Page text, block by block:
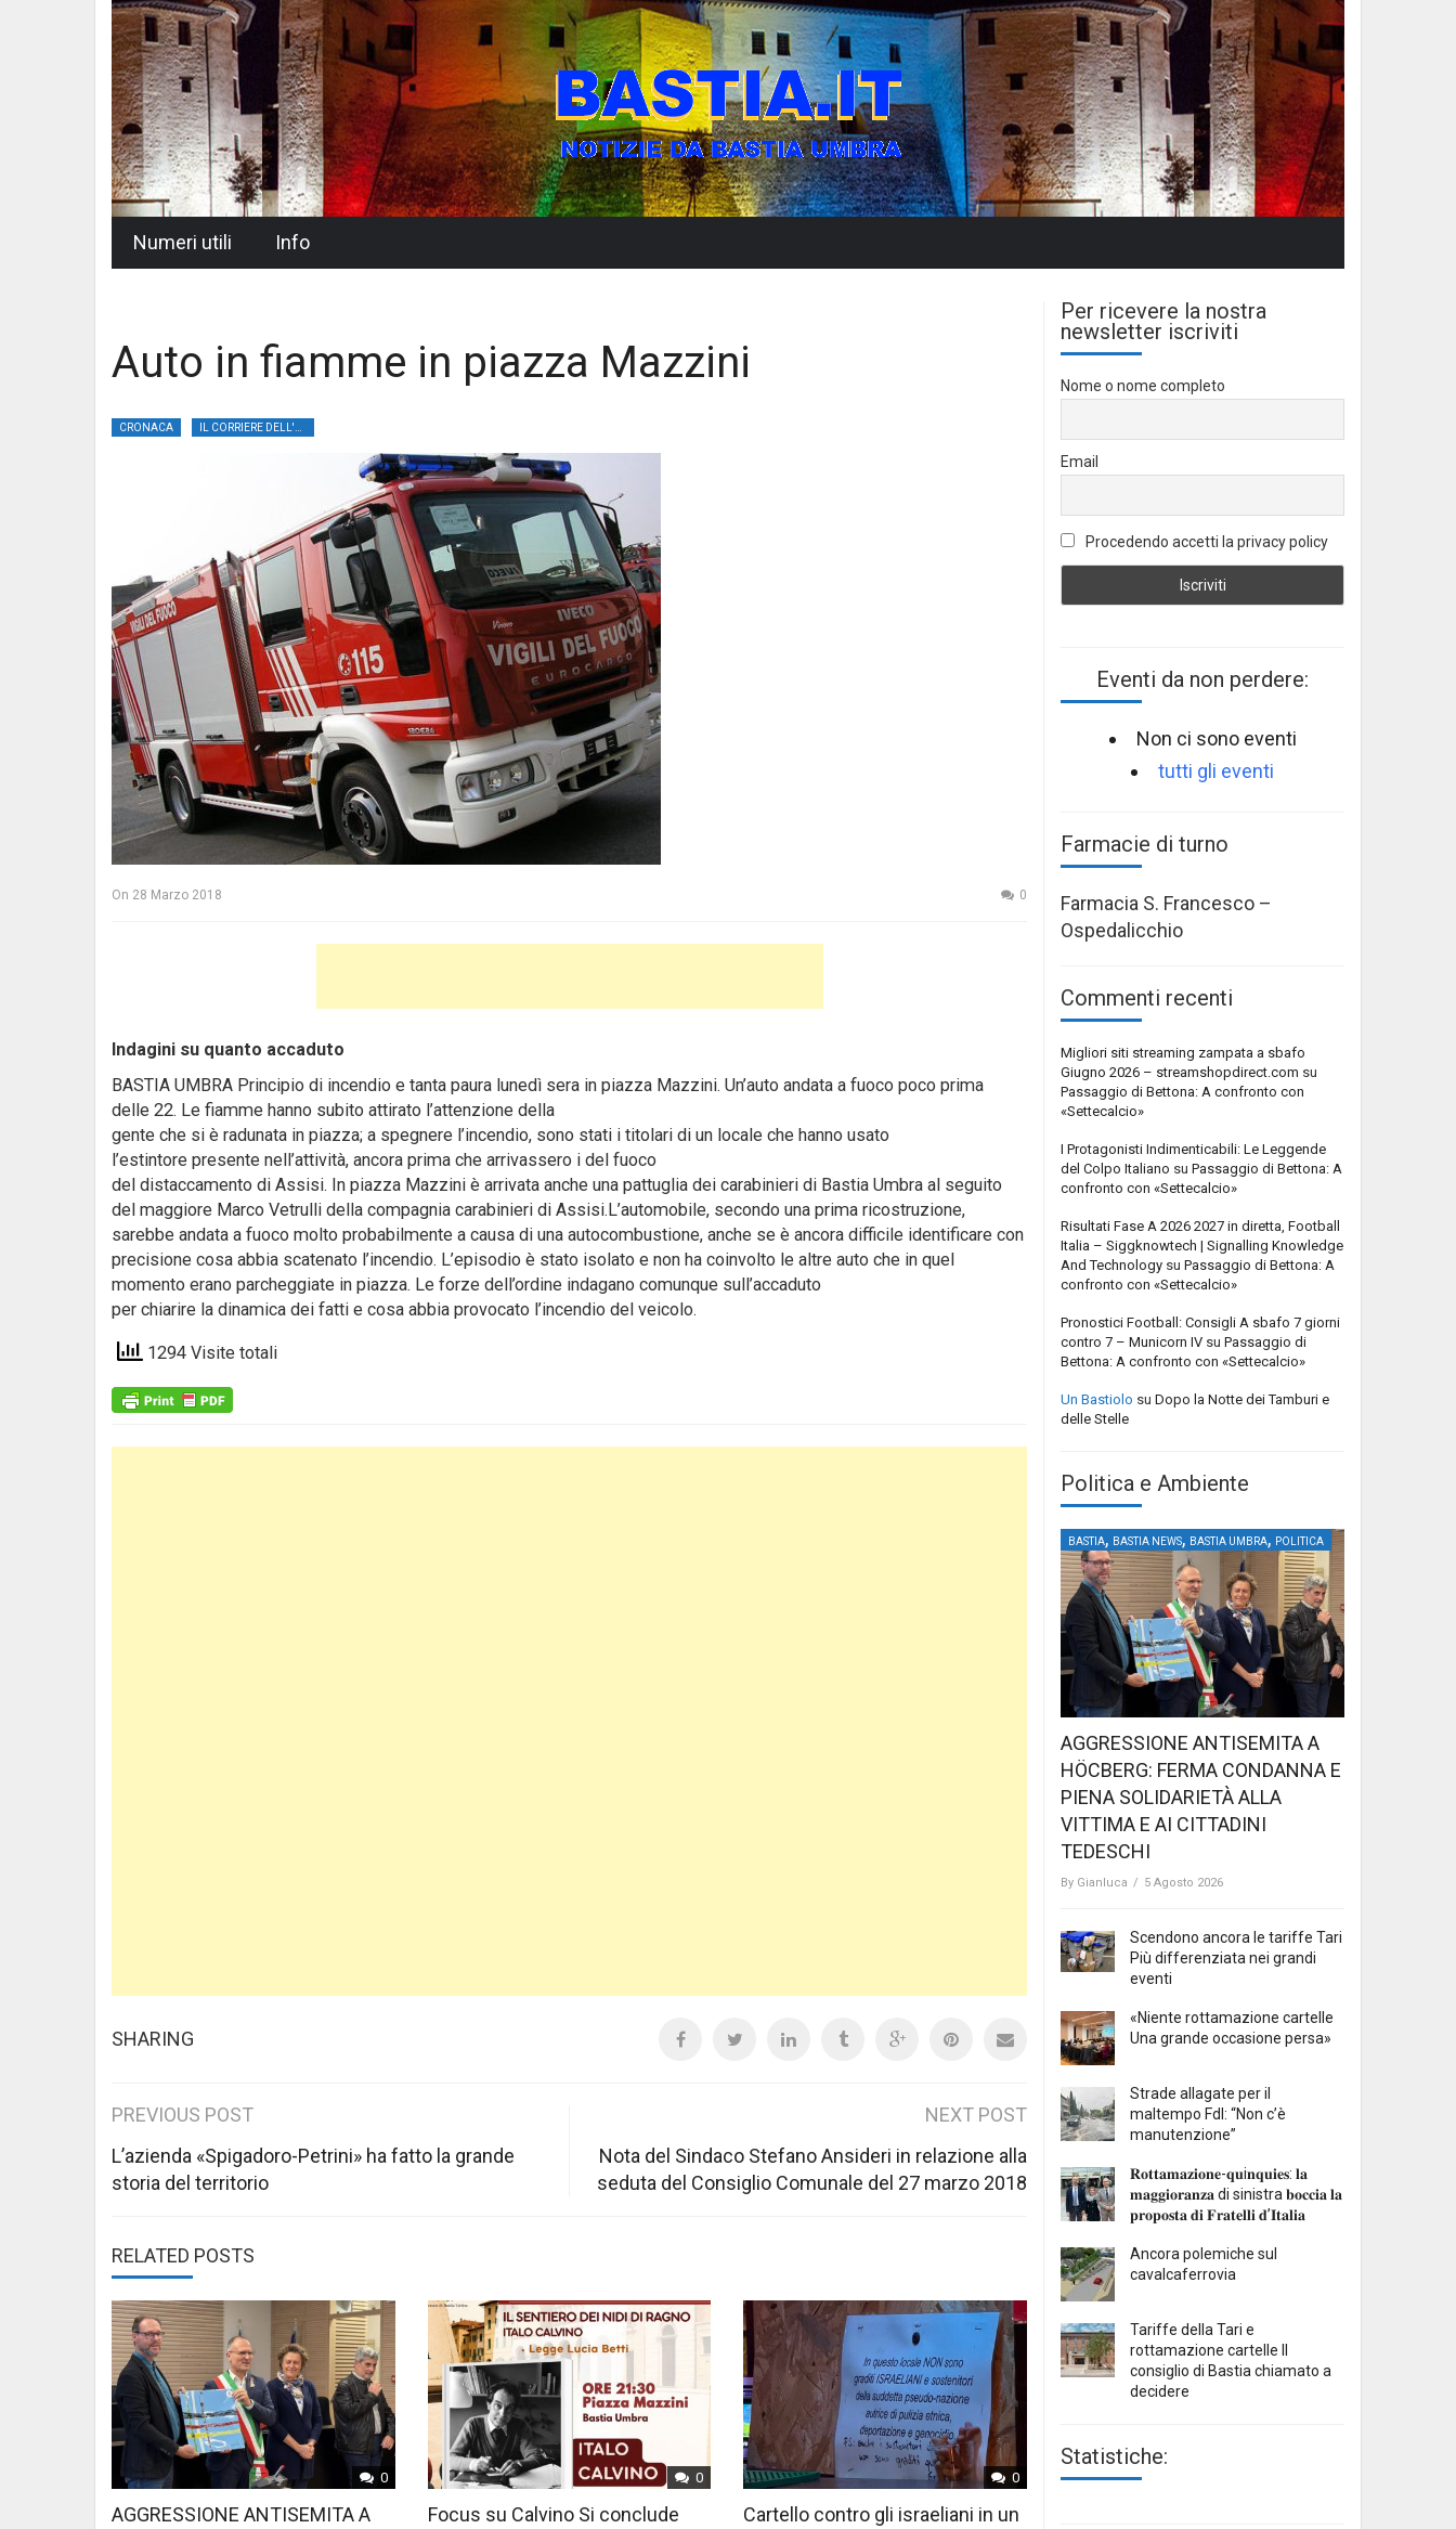
Numeri utili Info
Auto in fiamme in piazza Mazzini
CRONACA
On 28 Marzo 2018 0
Indagini su quanto accaduto
BASTIA UMBRA Principio di incendio e tanta paura lunedì sera in piazza Mazzini. Un’auto andata a fuoco poco prima
delle 22. Le fiamme hanno subito attirato l’attenzione della
gente che si è radunata in piazza; a spegnere l’incendio, sono stati i titolari di un locale che hanno usato
l’estintore presente nell’attività, ancora prima che arrivassero i del fuoco
del distaccamento di Assisi. In piazza Mazzini è arrivata anche una pattuglia dei carabinieri di Bastia Umbra al seguito
del maggiore Marco Vetrulli della compagnia carabinieri di Assisi.L’automobile, secondo una prima ricostruzione,
sarebbe andata a fuoco molto probabilmente a causa di una autocombustione, anche se è ancora difficile identificare con
precisione cosa abbia scatenato l’incendio. L’episodio è stato isolato e non ha coinvolto le altre auto che in quel
momento erano parcheggiate in piazza. Le forze dell’ordine indagano comunque sull’accaduto
per chiarire la dinamica dei fatti e cosa abbia provocato l’incendio del veicolo.
1294 Visite totali
SHARING
Post
navigation
PREVIOUS POST
L’azienda «Spigadoro-Petrini» ha fatto la grande
storia del territorio
NEXT POST
Nota del Sindaco Stefano Ansideri in relazione alla
seduta del Consiglio Comunale del 27 marzo 2018
RELATED POSTS
0
AGGRESSIONE ANTISEMITA A
0
Focus su Calvino Si conclude
0
Cartello contro gli israeliani in un
Per ricevere la nostra
newsletter iscriviti
Nome o nome completo
Email
Procedendo accetti la privacy policy
Eventi da non perdere:
Non ci sono eventi
tutti gli eventi
Farmacie di turno
Farmacia S. Francesco –
Ospedalicchio
Commenti recenti
Migliori siti streaming zampata a sbafo
Giugno 2026 – streamshopdirect.com su
Passaggio di Bettona: A confronto con
«Settecalcio»
I Protagonisti Indimenticabili: Le Leggende
del Colpo Italiano su Passaggio di Bettona: A
confronto con «Settecalcio»
Risultati Fase A 2026 2027 in diretta, Football
Italia – Siggknowtech | Signalling Knowledge
And Technology su Passaggio di Bettona: A
confronto con «Settecalcio»
Pronostici Football: Consigli A sbafo 7 giorni
contro 7 – Municorn IV su Passaggio di
Bettona: A confronto con «Settecalcio»
Un Bastiolo su Dopo la Notte dei Tamburi e
delle Stelle
Politica e Ambiente
BASTIA, BASTIA NEWS, BASTIA UMBRA, POLITICA
AGGRESSIONE ANTISEMITA A
HÖCBERG: FERMA CONDANNA E
PIENA SOLIDARIETÀ ALLA
VITTIMA E AI CITTADINI
TEDESCHI
By Gianluca / 5 Agosto 2026
Scendono ancora le tariffe Tari
Più differenziata nei grandi
eventi
«Niente rottamazione cartelle
Una grande occasione persa»
Strade allagate per il
maltempo FdI: “Non c’è
manutenzione”
𝐑𝐨𝐭𝐭𝐚𝐦𝐚𝐳𝐢𝐨𝐧𝐞-𝐪𝐮i𝐧𝐪𝐮𝐢𝐞𝐬: 𝐥𝐚
𝐦𝐚𝐠𝐠𝐢𝐨𝐫𝐚𝐧𝐳𝐚 di sinistra 𝐛𝐨𝐜𝐜𝐢𝐚 𝐥𝐚
𝐩𝐫𝐨𝐩𝐨𝐬𝐭𝐚 𝐝𝐢 𝐅𝐫𝐚𝐭𝐞𝐥𝐥𝐢 𝐝’𝐈𝐭𝐚𝐥𝐢𝐚
Ancora polemiche sul
cavalcaferrovia
Tariffe della Tari e
rottamazione cartelle Il
consiglio di Bastia chiamato a
decidere
Statistiche: